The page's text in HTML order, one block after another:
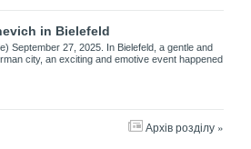
in Bielefeld
September 27, 2025. In Bielefeld, a gentle and
city, an exciting and emotive event happened
Архів розділу »